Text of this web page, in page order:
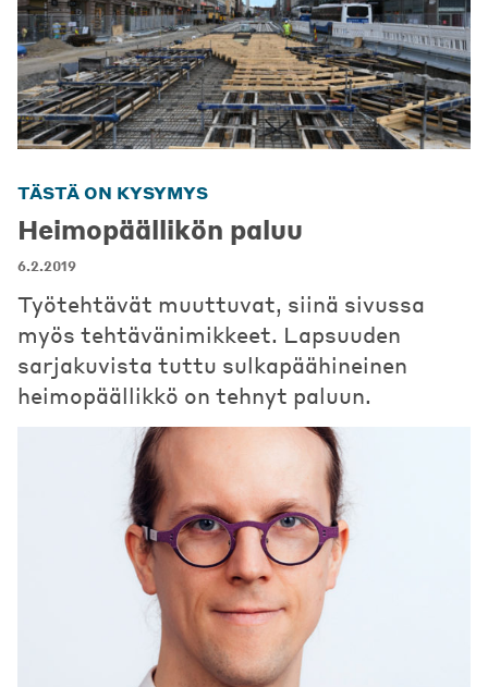
TÄSTÄ ON KYSYMYS
Heimopäällikön paluu
6.2.2019
Työtehtävät muuttuvat, siinä sivussa
myös tehtävänimikkeet. Lapsuuden
sarjakuvista tuttu sulkapäähineinen
heimopäällikkö on tehnyt paluun.